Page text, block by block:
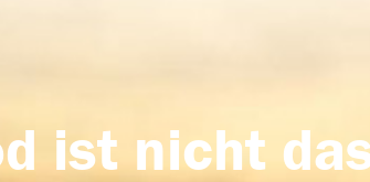
ist nicht